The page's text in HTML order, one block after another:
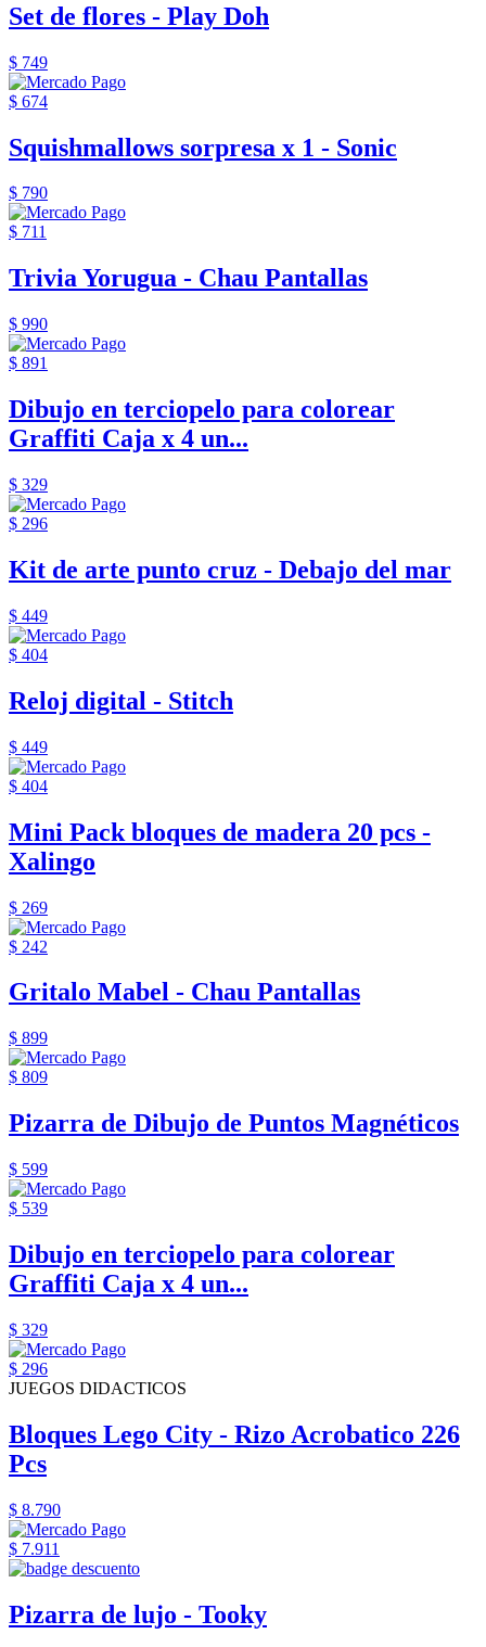
Set de flores - Play Doh
$ 749
$ 674
Squishmallows sorpresa x 1 - Sonic
$ 790
$ 711
Trivia Yorugua - Chau Pantallas
$ 990
$ 891
Dibujo en terciopelo para colorear
Graffiti Caja x 4 un...
$ 329
$ 296
Kit de arte punto cruz - Debajo del mar
$ 449
$ 404
Reloj digital - Stitch
$ 449
$ 404
Mini Pack bloques de madera 20 pcs -
Xalingo
$ 269
$ 242
Gritalo Mabel - Chau Pantallas
$ 899
$ 809
Pizarra de Dibujo de Puntos Magnéticos
$ 599
$ 539
Dibujo en terciopelo para colorear
Graffiti Caja x 4 un...
$ 329
$ 296
JUEGOS DIDACTICOS
Bloques Lego City - Rizo Acrobatico 226
Pcs
$ 8.790
$ 7.911
Pizarra de lujo - Tooky